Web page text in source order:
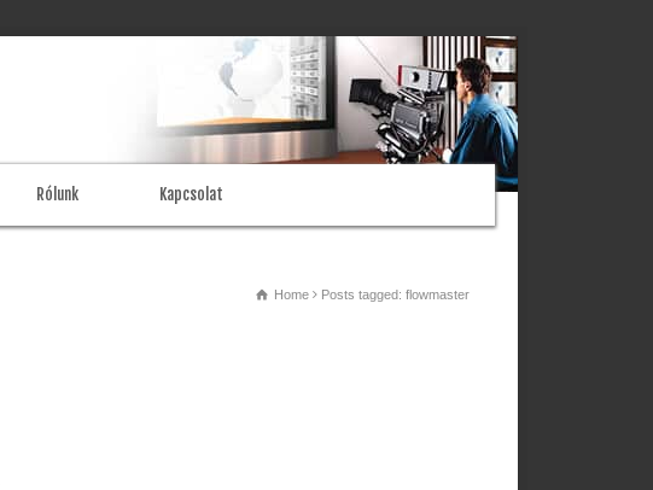
Rólunk Kapcsolat
Home Posts tagged: flowmaster